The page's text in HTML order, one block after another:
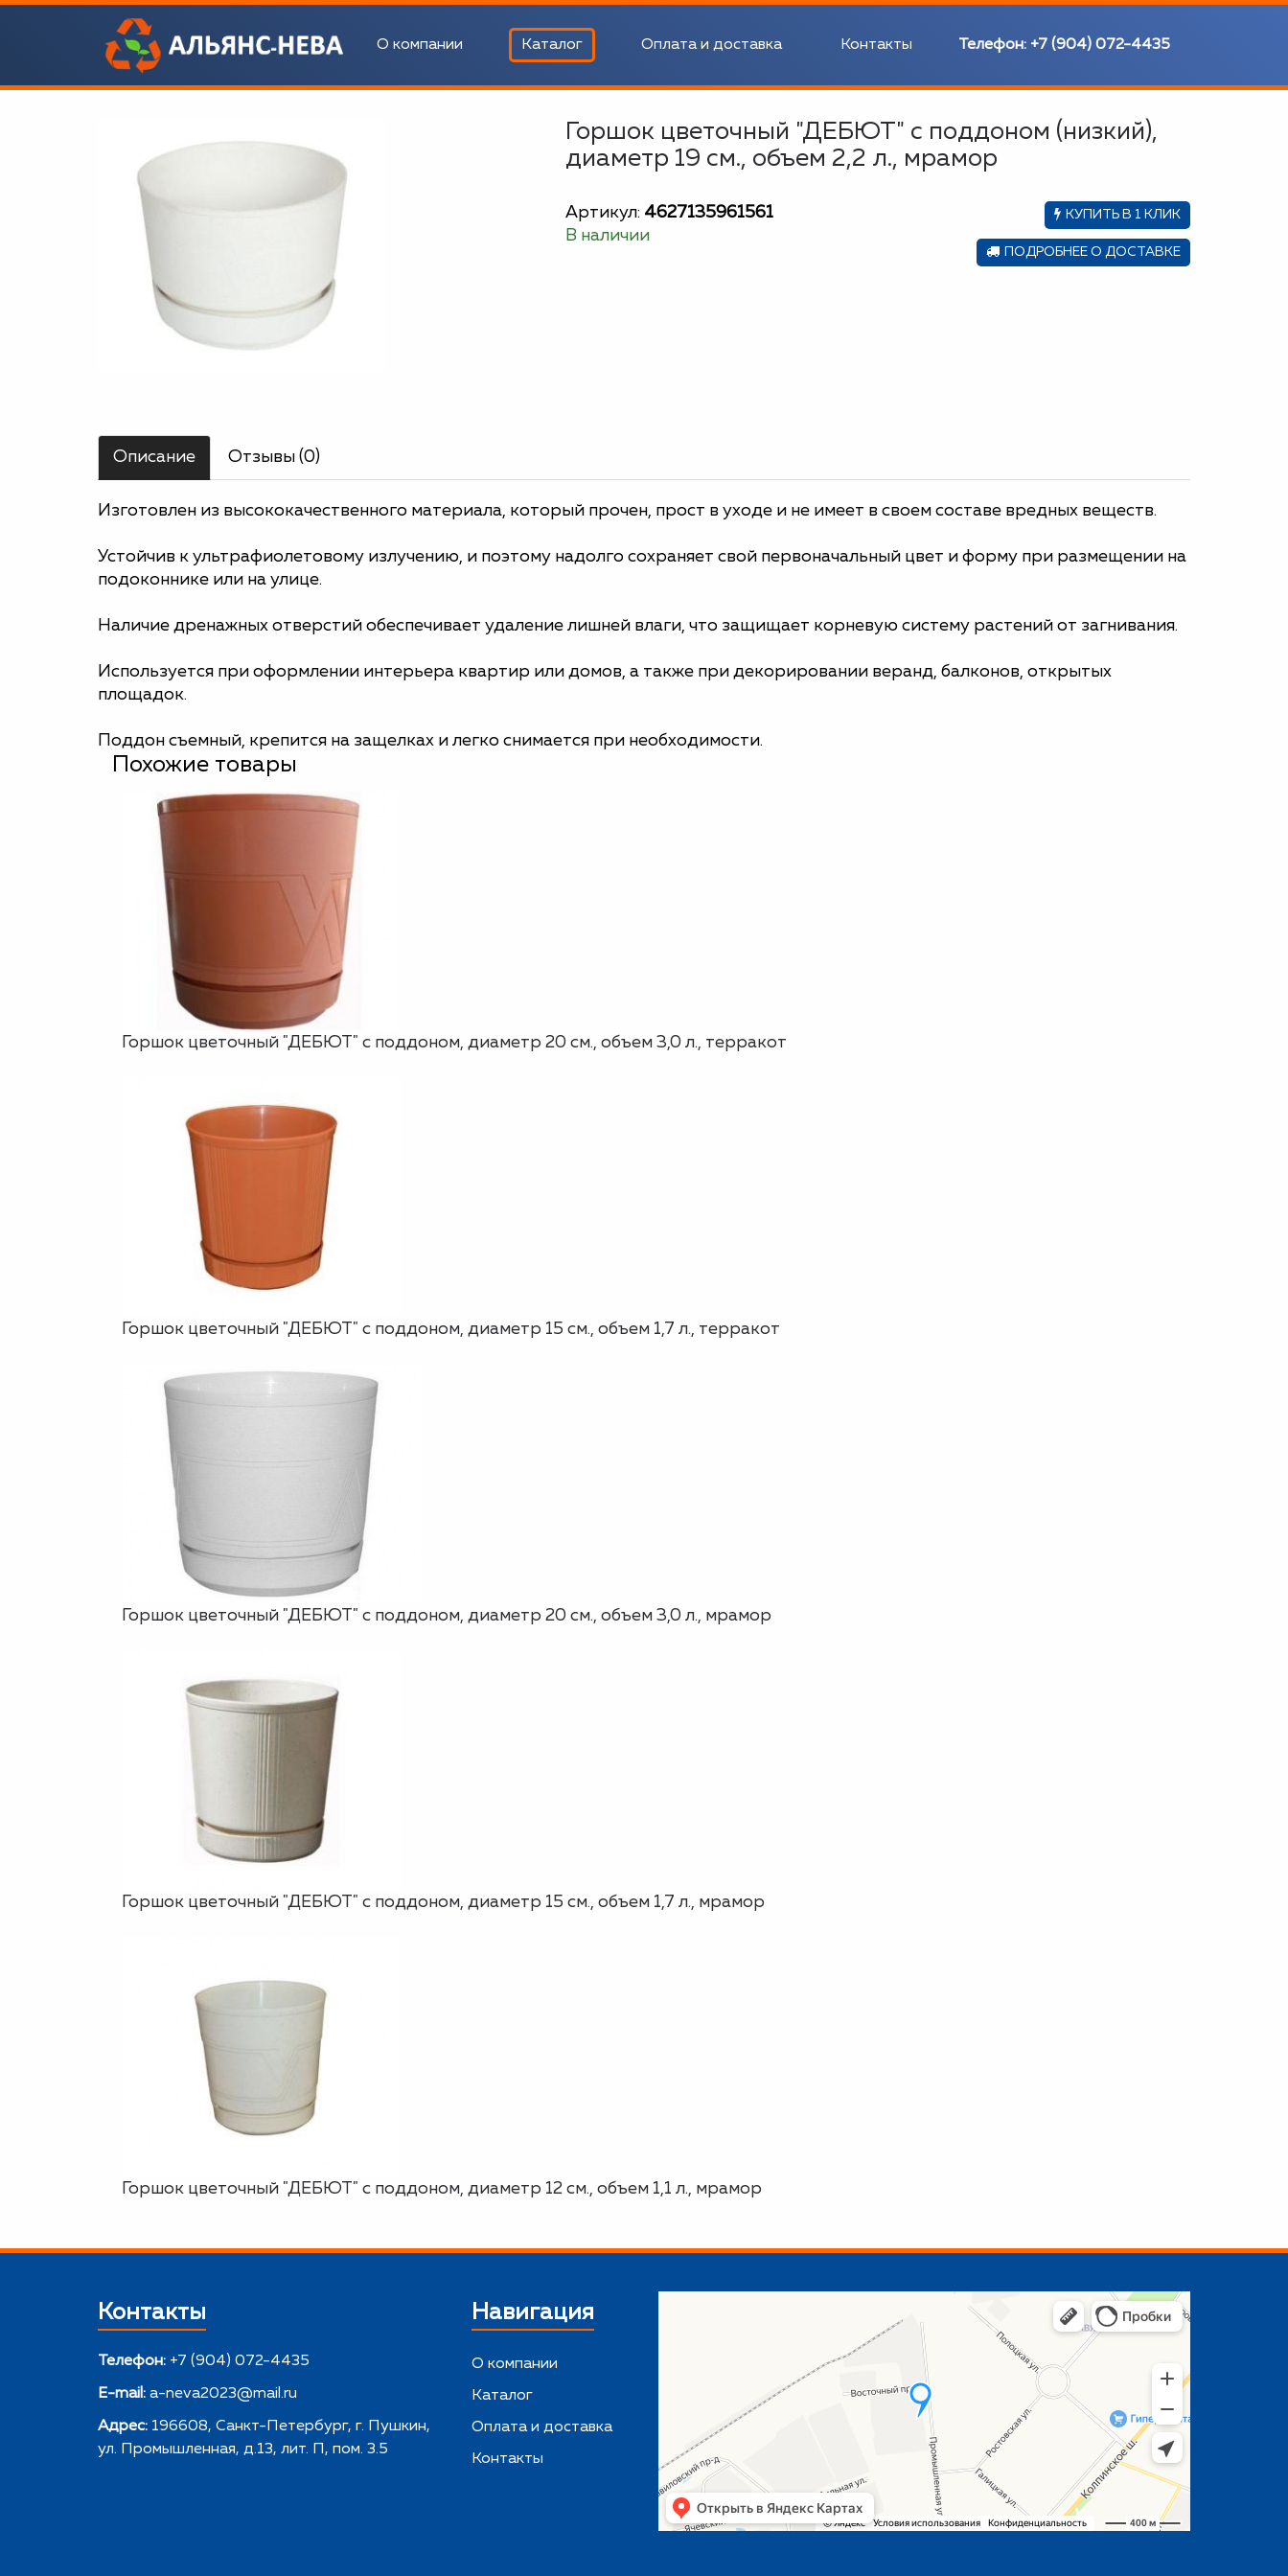
О компании Каталог Оплата и доставка Контакты Телефон: +7 (904) 072-4435
Горшок цветочный "ДЕБЮТ" с поддоном (низкий),
диаметр 19 см., объем 2,2 л., мрамор
Артикул: 4627135961561
В наличии
КУПИТЬ В 1 КЛИК
ПОДРОБНЕЕ О ДОСТАВКЕ
Описание Отзывы (0)
Изготовлен из высококачественного материала, который прочен, прост в уходе и не имеет в своем составе вредных веществ.
Устойчив к ультрафиолетовому излучению, и поэтому надолго сохраняет свой первоначальный цвет и форму при размещении на
подоконнике или на улице.
Наличие дренажных отверстий обеспечивает удаление лишней влаги, что защищает корневую систему растений от загнивания.
Используется при оформлении интерьера квартир или домов, а также при декорировании веранд, балконов, открытых
площадок.
Поддон съемный, крепится на защелках и легко снимается при необходимости.
Похожие товары
Горшок цветочный "ДЕБЮТ" с поддоном, диаметр 20 см., объем 3,0 л., терракот
Горшок цветочный "ДЕБЮТ" с поддоном, диаметр 15 см., объем 1,7 л., терракот
Горшок цветочный "ДЕБЮТ" с поддоном, диаметр 20 см., объем 3,0 л., мрамор
Горшок цветочный "ДЕБЮТ" с поддоном, диаметр 15 см., объем 1,7 л., мрамор
Горшок цветочный "ДЕБЮТ" с поддоном, диаметр 12 см., объем 1,1 л., мрамор
Контакты
Телефон: +7 (904) 072-4435
E-mail: a-neva2023@mail.ru
Адрес: 196608, Санкт-Петербург, г. Пушкин,
ул. Промышленная, д.13, лит. П, пом. 3.5
Навигация
О компании
Каталог
Оплата и доставка
Контакты